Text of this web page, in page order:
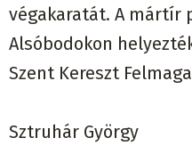
végakaratát. A mártír
Alsóbodokon
Szent Kereszt
Sztruhár György